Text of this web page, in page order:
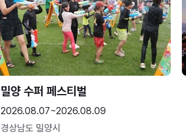
밀양 수퍼 페스티벌
2026.08.07~2026.08.09
경상남도 밀양시